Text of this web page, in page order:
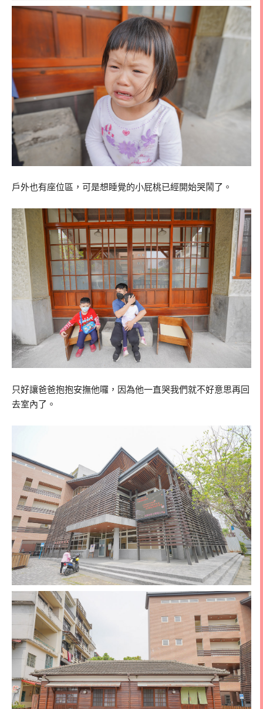
戶外也有座位區，可是想睡覺的小屁桃已經開始哭鬧了。
只好讓爸爸抱抱安撫他囉，因為他一直哭我們就不好意思再回
去室內了。